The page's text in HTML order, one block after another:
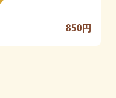
850円